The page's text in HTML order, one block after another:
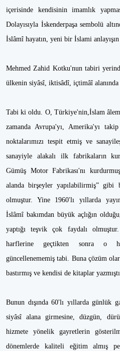
içerisinde kendisinin imamlık
Dolayısıyla İskenderpaşa sembolü
İslâmî hayatın, yeni bir İslami
Mehmed Zahid Kotku'nun tabiri
ülkenin siyâsî, iktisâdî, içtimâî
Tabi ki oldu. O, Türkiye'nin,İslam
zamanda Avrupa'yı, Amerika'yı
noktalarımızı tespit etmiş ve
sanayiyle alakalı ilk fabrikaların
Gümüş Motor Fabrikası'nı
alanda birşeyler yapılabilirmiş” gibi
olmuştur. Yine 1960'lı yıllarda
İslâmî bakımdan büyük açlığın
yaptığı teşvik çok faydalı
harflerine geçtikten sonra o
güncellenememiş tabi. Buna çözüm
bastırmış ve kendisi de kitaplar
Bunun dışında 60'lı yıllarda günlük
siyâsî alana girmesine, düzgün,
hizmete yönelik gayretlerin
dönemlerde kaliteli eğitim almış